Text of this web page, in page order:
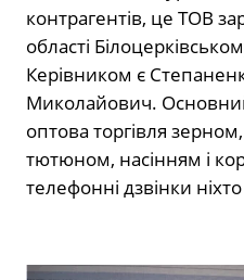
контрагентів, це ТОВ
області
Керівником є
Миколайович.
оптова торгівля
тютюном, насінням і
телефонні дзвінки